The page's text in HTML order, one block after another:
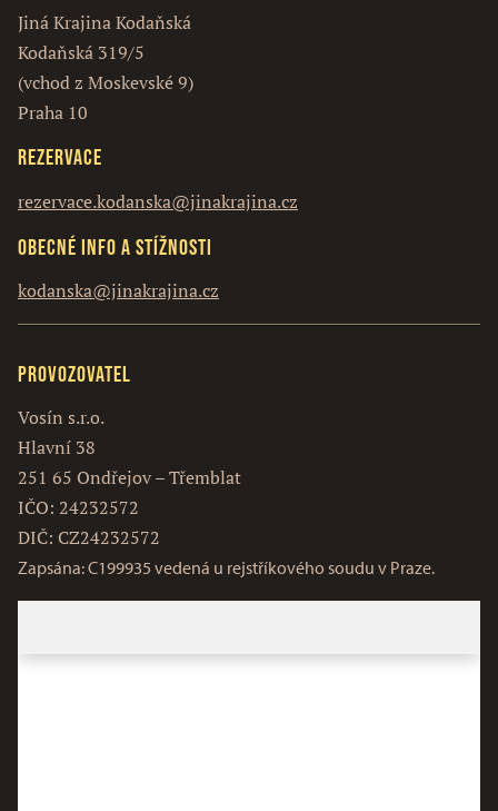
Jiná Krajina Kodaňská
Kodaňská 319/5
(vchod z Moskevské 9)
Praha 10
Rezervace
rezervace.kodanska@jinakrajina.cz
Obecné info a stížnosti
kodanska@jinakrajina.cz
Provozovatel
Vosín s.r.o.
Hlavní 38
251 65 Ondřejov – Třemblat
IČO: 24232572
DIČ: CZ24232572
Zapsána: C199935 vedená u rejstříkového soudu v Praze.